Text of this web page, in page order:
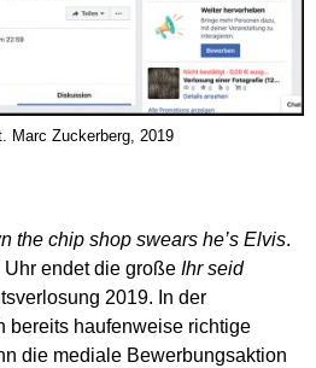
Marc Zuckerberg, 2019
the chip shop swears he’s Elvis.
endet die große Ihr seid
2019. In der
bereits haufenweise richtige
die mediale Bewerbungsaktion